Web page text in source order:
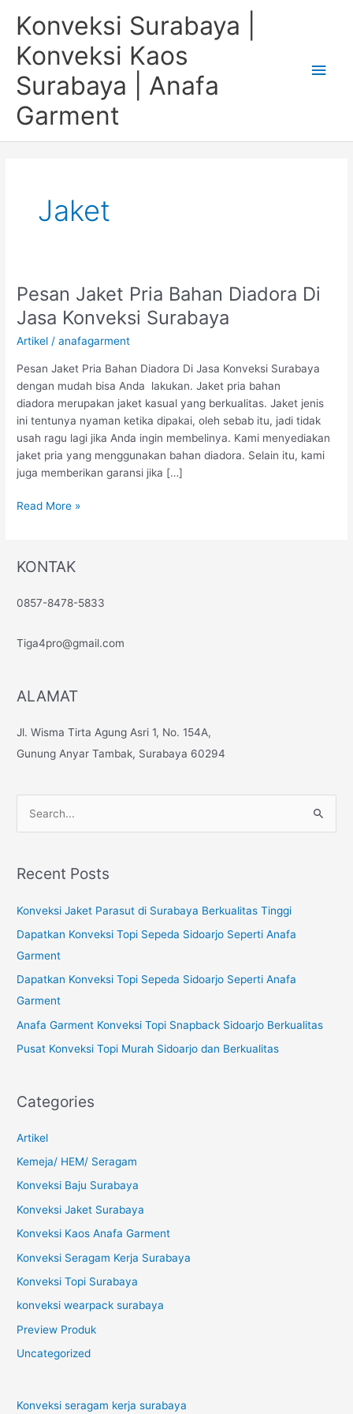
Konveksi Surabaya |
Konveksi Kaos
Surabaya | Anafa
Garment
Jaket
Pesan Jaket Pria Bahan Diadora Di
Jasa Konveksi Surabaya
Artikel /anafagarment
Pesan Jaket Pria Bahan Diadora Di Jasa Konveksi Surabaya
dengan mudah bisa Anda lakukan. Jaket pria bahan
diadora merupakan jaket kasual yang berkualitas. Jaket jenis
ini tentunya nyaman ketika dipakai, oleh sebab itu, jadi tidak
usah ragu lagi jika Anda ingin membelinya. Kami menyediakan
jaket pria yang menggunakan bahan diadora. Selain itu, kami
juga memberikan garansi jika […]
Pesan
Jaket
Pria
Bahan
Jasa
Surabaya
Read More »
KONTAK
0857-8478-5833
Tiga4pro@gmail.com
ALAMAT
Jl. Wisma Tirta Agung Asri 1, No. 154A,
Gunung Anyar Tambak, Surabaya 60294
r
r
:
Recent Posts
Konveksi Jaket Parasut di Surabaya Berkualitas Tinggi
Dapatkan Konveksi Topi Sepeda Sidoarjo Seperti Anafa
Garment
Dapatkan Konveksi Topi Sepeda Sidoarjo Seperti Anafa
Garment
Anafa Garment Konveksi Topi Snapback Sidoarjo Berkualitas
Pusat Konveksi Topi Murah Sidoarjo dan Berkualitas
Categories
Artikel
Kemeja/ HEM/ Seragam
Konveksi Baju Surabaya
Konveksi Jaket Surabaya
Konveksi Kaos Anafa Garment
Konveksi Seragam Kerja Surabaya
Konveksi Topi Surabaya
konveksi wearpack surabaya
Preview Produk
Uncategorized
Konveksi seragam kerja surabaya